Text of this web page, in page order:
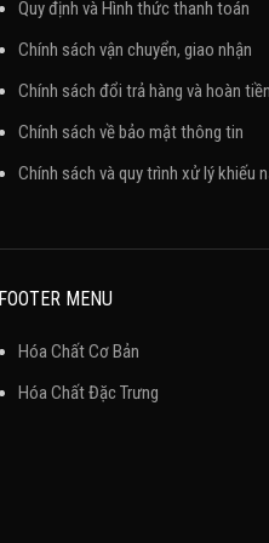
Quy định và Hình thức thanh toán
Chính sách vận chuyển, giao nhận
Chính sách đổi trả hàng và hoàn
Chính sách về bảo mật thông tin
Chính sách và quy trình xử lý khiếu
FOOTER MENU
Hóa Chất Cơ Bản
Hóa Chất Đặc Trưng